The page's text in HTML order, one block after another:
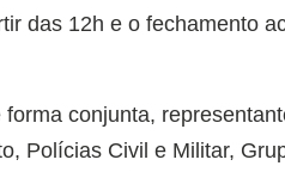
das 12h e o fechamento
conjunta,
Polícias Civil e Militar,